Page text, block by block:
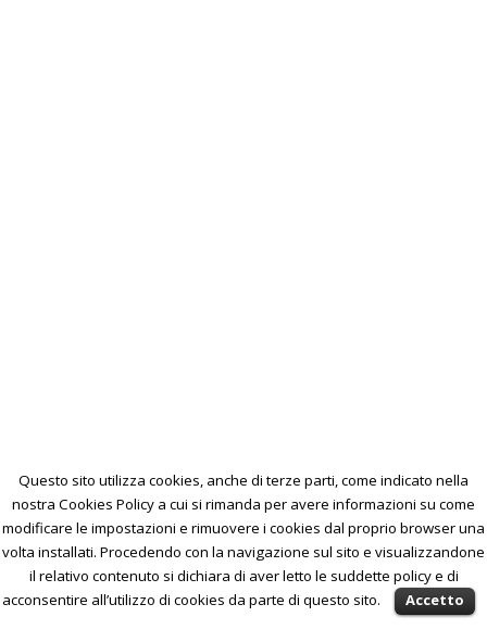
Questo sito utilizza cookies, anche di terze parti, come indicato nella
nostra Cookies Policy a cui si rimanda per avere informazioni su come
modificare le impostazioni e rimuovere i cookies dal proprio browser una
volta installati. Procedendo con la navigazione sul sito e visualizzandone
il relativo contenuto si dichiara di aver letto le suddette policy e di
acconsentire all’utilizzo di cookies da parte di questo sito.
Accetto